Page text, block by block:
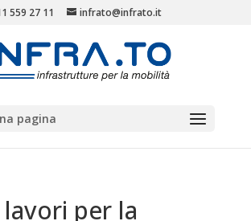
559 27 11 infrato@infrato.it
pagina
per la